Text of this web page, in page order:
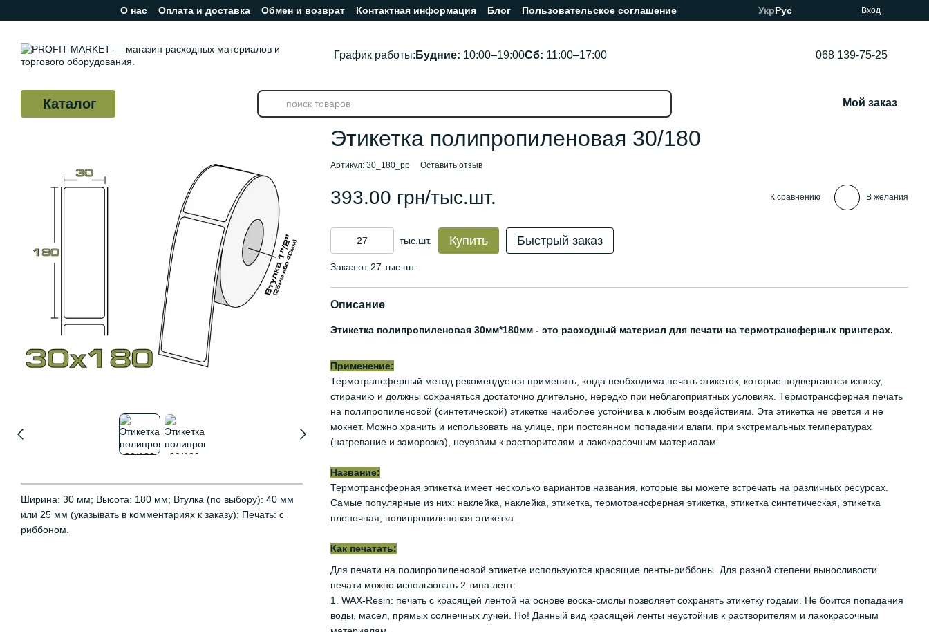
Перейти к основному контенту
О нас Оплата и доставка Обмен и возврат Контактная информация Блог
Пользовательское соглашение
Отзывы о магазине
УкрРус Вход
График работы: Будние: 10:00–19:00Сб: 11:00–17:00 068 139-75-25
Каталог Мой заказ
Ширина: 30 мм; Высота: 180 мм; Втулка (по выбору): 40 мм
или 25 мм (указывать в комментариях к заказу); Печать: с
риббоном.
Этикетка полипропиленовая 30/180
Артикул: 30_180_pp Оставить отзыв
393.00 грн/тыс.шт. К сравнению В желания
тыс.шт. Купить Быстрый заказ
Заказ от 27 тыс.шт.
Описание
Этикетка полипропиленовая 30мм*180мм - это расходный материал для печати на термотрансферных принтерах.
Применение:
Термотрансферный метод рекомендуется применять, когда необходима печать этикеток, которые подвергаются износу,
стиранию и должны сохраняться достаточно длительно, нередко при неблагоприятных условиях. Термотрансферная печать
на полипропиленовой (синтетической) этикетке наиболее устойчива к любым воздействиям. Эта этикетка не рвется и не
мокнет. Можно хранить и использовать на улице, при постоянном попадании влаги, при экстремальных температурах
(нагревание и заморозка), неуязвим к растворителям и лакокрасочным материалам.
Название:
Термотрансферная этикетка имеет несколько вариантов названия, которые вы можете встречать на различных ресурсах.
Самые популярные из них: наклейка, наклейка, этикетка, термотрансферная этикетка, этикетка синтетическая, этикетка
пленочная, полипропиленовая этикетка.
Как печатать:
Для печати на полипропиленовой этикетке используются красящие ленты-риббоны. Для разной степени выносливости
печати можно использовать 2 типа лент:
1. WAX-Resin: печать с красящей лентой на основе воска-смолы позволяет сохранять этикетку годами. Не боится попадания
воды, масел, прямых солнечных лучей. Но! Данный вид красящей ленты неустойчив к растворителям и лакокрасочным